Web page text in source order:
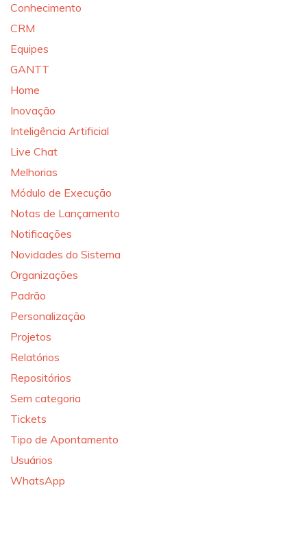
Conhecimento
CRM
Equipes
GANTT
Home
Inovação
Inteligência Artificial
Live Chat
Melhorias
Módulo de Execução
Notas de Lançamento
Notificações
Novidades do Sistema
Organizações
Padrão
Personalização
Projetos
Relatórios
Repositórios
Sem categoria
Tickets
Tipo de Apontamento
Usuários
WhatsApp